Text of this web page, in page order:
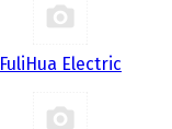
FuliHua Electric